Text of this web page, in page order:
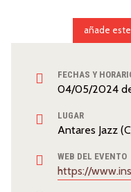
FECHAS Y
04/05/2024
LUGAR
Antares Jazz
WEB DEL EVENTO
https://
añade